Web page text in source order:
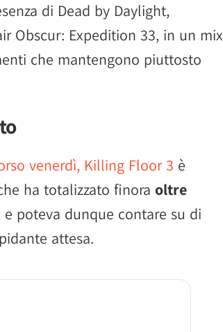
di Dead by Daylight,
Obscur: Expedition 33, in un mix
che mantengono piuttosto
venerdì, Killing Floor 3 è
ha totalizzato finora oltre
e poteva dunque contare su di
attesa.